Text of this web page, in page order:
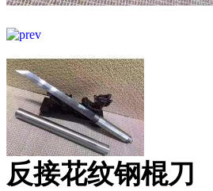
反接花纹钢棍刀